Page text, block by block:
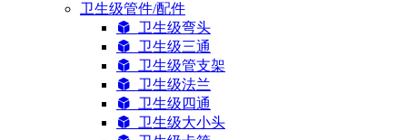
卫生级管件/配件
卫生级弯头
卫生级三通
卫生级管支架
卫生级法兰
卫生级四通
卫生级大小头